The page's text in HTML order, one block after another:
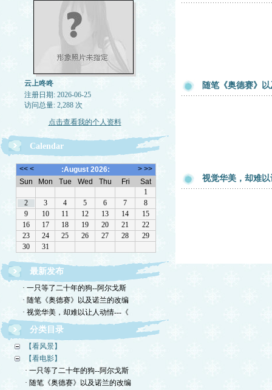
云上咚咚
注册日期: 2026-06-25
访问总量: 2,288 次
点击查看我的个人资料
Calendar
最新发布
· 一只等了二十年的狗--阿尔戈斯
· 随笔《奥德赛》以及诺兰的改编
· 视觉华美，却难以让人动情---《
分类目录
【看风景】
【看电影】
· 一只等了二十年的狗--阿尔戈斯
· 随笔《奥德赛》以及诺兰的改编
随笔《奥德赛》
视觉华美，却难